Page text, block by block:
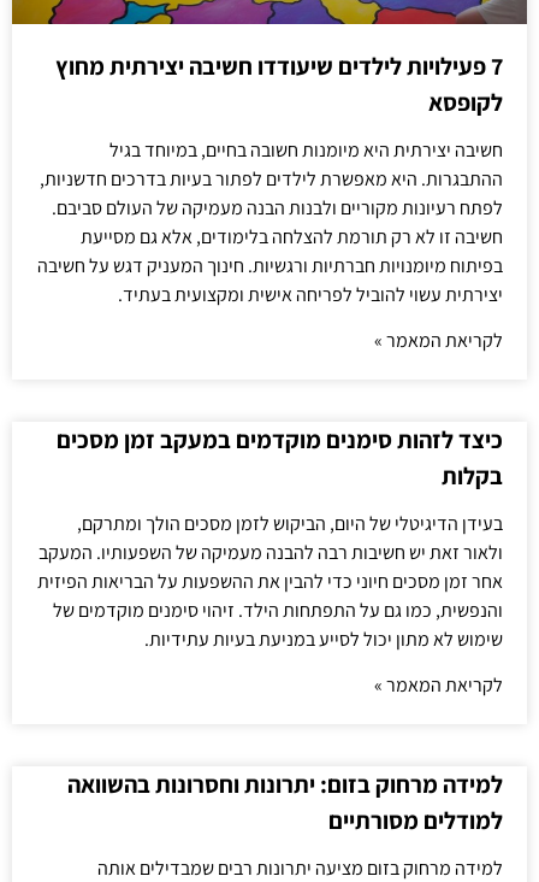
7 פעילויות לילדים שיעודדו חשיבה יצירתית מחוץ
לקופסא
חשיבה יצירתית היא מיומנות חשובה בחיים, במיוחד בגיל
ההתבגרות. היא מאפשרת לילדים לפתור בעיות בדרכים חדשניות,
לפתח רעיונות מקוריים ולבנות הבנה מעמיקה של העולם סביבם.
חשיבה זו לא רק תורמת להצלחה בלימודים, אלא גם מסייעת
בפיתוח מיומנויות חברתיות ורגשיות. חינוך המעניק דגש על חשיבה
יצירתית עשוי להוביל לפריחה אישית ומקצועית בעתיד.
לקריאת המאמר »
כיצד לזהות סימנים מוקדמים במעקב זמן מסכים
בקלות
בעידן הדיגיטלי של היום, הביקוש לזמן מסכים הולך ומתרקם,
ולאור זאת יש חשיבות רבה להבנה מעמיקה של השפעותיו. המעקב
אחר זמן מסכים חיוני כדי להבין את ההשפעות על הבריאות הפיזית
והנפשית, כמו גם על התפתחות הילד. זיהוי סימנים מוקדמים של
שימוש לא מתון יכול לסייע במניעת בעיות עתידיות.
לקריאת המאמר »
למידה מרחוק בזום: יתרונות וחסרונות בהשוואה
למודלים מסורתיים
למידה מרחוק בזום מציעה יתרונות רבים שמבדילים אותה